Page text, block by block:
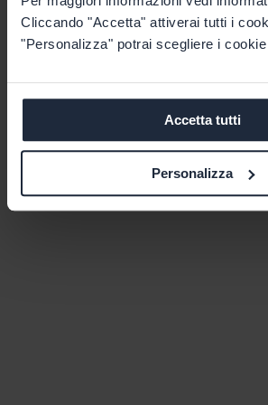
Cliccando "Accetta" attiverai tutti i
"Personalizza" potrai scegliere i
Accetta tutti
Personalizza